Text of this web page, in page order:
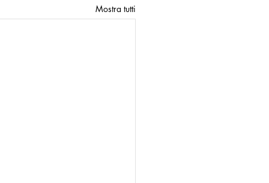
Mostra tutti